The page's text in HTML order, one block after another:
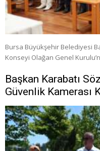
Bursa Büyükşehir Belediyesi
Konseyi Olağan Genel
Başkan Karabatı
Güvenlik Kamerası